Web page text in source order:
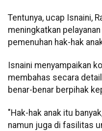
Tentunya, ucap Isnaini,
meningkatkan
pemenuhan hak-hak
Isnaini menyampaikan
membahas secara
benar-benar berpihak
"Hak-hak anak itu
namun juga di fasilitas